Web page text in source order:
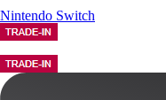
Nintendo Switch